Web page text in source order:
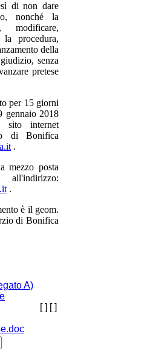
di non dare
nonché la
modificare,
la procedura,
della
senza
pretese
per 15 giorni
gennaio 2018
internet
di Bonifica
.
mezzo posta
.
è il geom.
di Bonifica
[ ] [ ]